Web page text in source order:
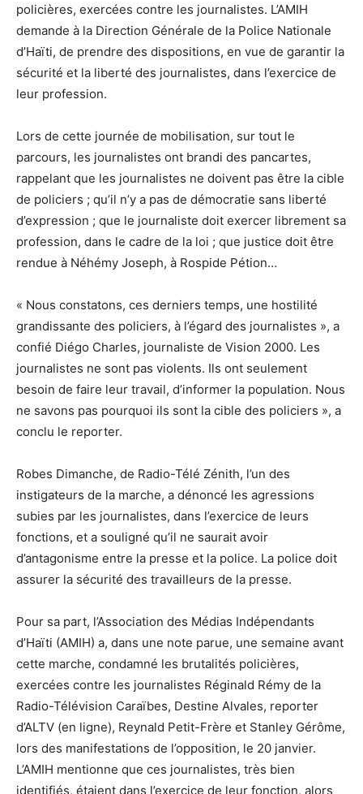
policières, exercées contre les journalistes. L’AMIH
demande à la Direction Générale de la Police Nationale
d’Haïti, de prendre des dispositions, en vue de garantir la
sécurité et la liberté des journalistes, dans l’exercice de
leur profession.
Lors de cette journée de mobilisation, sur tout le
parcours, les journalistes ont brandi des pancartes,
rappelant que les journalistes ne doivent pas être la cible
de policiers ; qu’il n’y a pas de démocratie sans liberté
d’expression ; que le journaliste doit exercer librement sa
profession, dans le cadre de la loi ; que justice doit être
rendue à Néhémy Joseph, à Rospide Pétion…
« Nous constatons, ces derniers temps, une hostilité
grandissante des policiers, à l’égard des journalistes », a
confié Diégo Charles, journaliste de Vision 2000. Les
journalistes ne sont pas violents. Ils ont seulement
besoin de faire leur travail, d’informer la population. Nous
ne savons pas pourquoi ils sont la cible des policiers », a
conclu le reporter.
Robes Dimanche, de Radio-Télé Zénith, l’un des
instigateurs de la marche, a dénoncé les agressions
subies par les journalistes, dans l’exercice de leurs
fonctions, et a souligné qu’il ne saurait avoir
d’antagonisme entre la presse et la police. La police doit
assurer la sécurité des travailleurs de la presse.
Pour sa part, l’Association des Médias Indépendants
d’Haïti (AMIH) a, dans une note parue, une semaine avant
cette marche, condamné les brutalités policières,
exercées contre les journalistes Réginald Rémy de la
Radio-Télévision Caraïbes, Destine Alvales, reporter
d’ALTV (en ligne), Reynald Petit-Frère et Stanley Gérôme,
lors des manifestations de l’opposition, le 20 janvier.
L’AMIH mentionne que ces journalistes, très bien
identifiés, étaient dans l’exercice de leur fonction, alors